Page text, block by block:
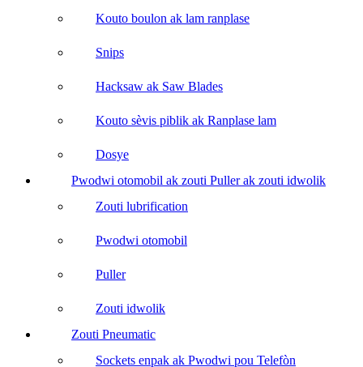
Kouto boulon ak lam ranplase
Snips
Hacksaw ak Saw Blades
Kouto sèvis piblik ak Ranplase lam
Dosye
Pwodwi otomobil ak zouti Puller ak zouti idwolik
Zouti lubrification
Pwodwi otomobil
Puller
Zouti idwolik
Zouti Pneumatic
Sockets enpak ak Pwodwi pou Telefòn